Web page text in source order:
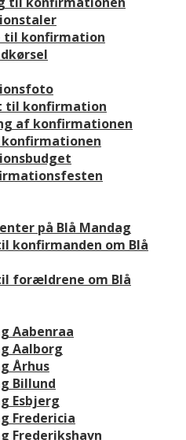
til konfirmation
til konfirmation
af konfirmationen
på Blå Mandag
konfirmanden om Blå
forældrene om Blå
Aabenraa
Aalborg
Århus
Billund
Esbjerg
Fredericia
Frederikshavn